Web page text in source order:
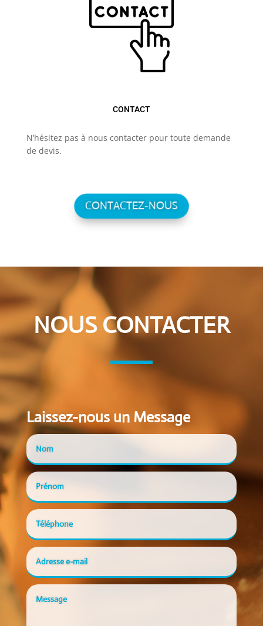
CONTACT
N’hésitez pas à nous contacter pour toute demande
de devis.
CONTACTEZ-NOUS
NOUS CONTACTER
Laissez-nous un Message